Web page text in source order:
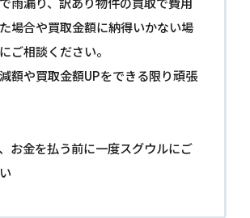
場合や買取金額に納得いかない場
ご相談ください。
額や買取金額UPをできる限り頑張
お金を払う前に一度スグウルにご